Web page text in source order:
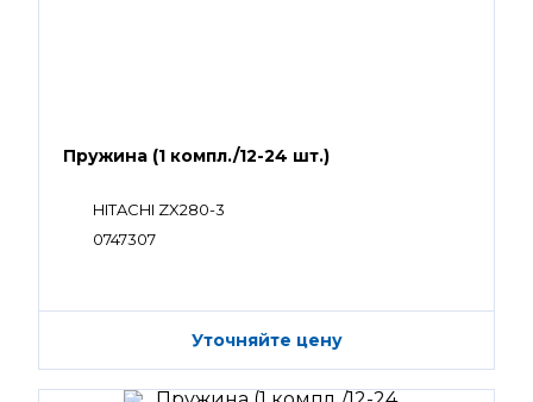
Пружина (1 компл./12-24 шт.)
HITACHI ZX280-3
0747307
Уточняйте цену